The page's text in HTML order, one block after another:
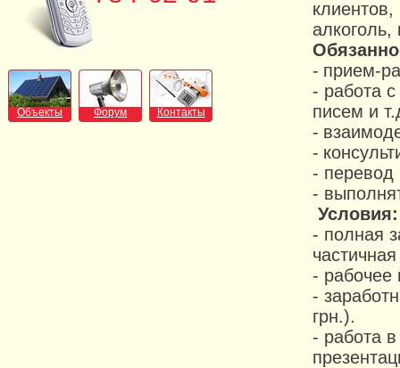
алкоголь,
- прием-
- работа
писем и
-
-
- перевод
-
Условия:
- полная
- рабочее
-
грн.).
- работа
Объекты Форум Контакты